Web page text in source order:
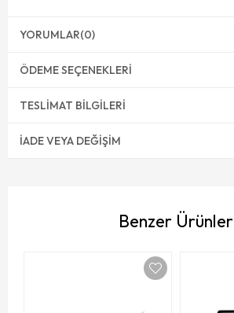
YORUMLAR(0)
ÖDEME SEÇENEKLERI
TESLIMAT BILGILERI
İADE VEYA DEĞIŞIM
Benzer Ürünler